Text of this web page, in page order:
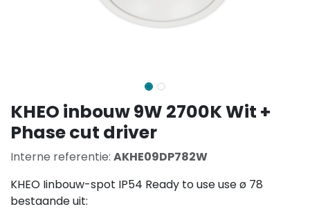
KHEO inbouw 9W 2700K Wit +
Phase cut driver
Interne referentie: AKHE09DP782W
KHEO Iinbouw-spot IP54 Ready to use use ø 78
bestaande uit: